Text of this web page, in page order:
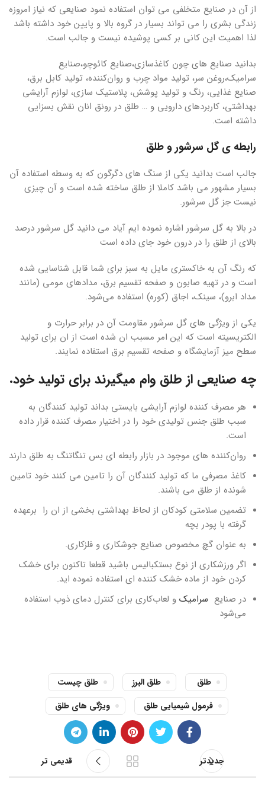
از آن در صنایع متخلفی می توان استفاده نمود صنایعی که نیاز امروزه
زندگی بشری را می تواند بسیار در گروه بالا و پایین خود داشته باشد
لذا اهمیت این کانی بر کسی پوشیده نیست و جالب است.
بدانید صنایع های چون کاغذسازی،صنایع کائوچو،صنایع
سرامیک،روغن سر، تولید مواد چرب و روان‌کننده، تولید کابل برق،
صنایع غذایی، رنگ و تولید پوشش، پلاستیک سازی، لوازم آرایشی
بهداشتی، کاربردهای دارویی و … طلق در رونق انان نقش بسزایی
داشته است.
رابطه ی گل سرشور و طلق
جالب است بدانید یکی از سنگ های دگرگون که به وسطه استفاده آن
بسیار مشهور می باشد کاملا از طلق ساخته شده است و آن چیزی
نیست جز گل سرشور.
در بالا به گل سرشور اشاره نموده ایم آیاد می دانید گل سرشور درصد
بالای از طلق را در درون خود جای داده است
که رنگ آن به خاکستری مایل به سبز برای شما قابل شناسایی شده
است و در تهیه صابون و صفحه تقسیم برق، مدادهای مومی (مانند
مداد ابرو)، سینک، اجاق (کوره) استفاده می‌شود.
یکی از ویژگی های گل سرشور مقاومت آن در برابر حرارت و
الکتریسیته است که این امر مسبب ان شده است از ان برای تولید
سطح میز آزمایشگاه و صفحه تقسیم برق استفاده نمایند.
چه صنایعی از طلق وام میگیرند برای تولید خود.
هر مصرف کننده لوازم آرایشی بایستی بداند تولید کنندگان به
سبب طلق جنس تولیدی خود را در اختیار مصرف کننده قرار داده
است.
روان‌کننده های موجود در بازار رابطه ای بس تنگاتنگ به طلق دارند
کاغذ مصرفی ما که تولید کنندگان آن را تامین می کنند خود تامین
شونده از طلق می باشند.
تضمین سلامتی کودکان از لحاظ بهداشتی بخشی از ان را برعهده
گرفته با پودر بچه
به عنوان گچ مخصوص صنایع جوشکاری و فلزکاری.
اگر ورزشکاری از نوع بستکبالیس باشید قطعا تاکنون برای خشک
کردن خود از ماده خشک کننده ای استفاده نموده اید.
در صنایع سرامیک و لعاب‌کاری برای کنترل دمای ذوب استفاده
می‌شود
طلق طلق البرز
طلق چیست
فرمول شیمیایی طلق
ویژگی های طلق
جدیدتر قدیمی تر